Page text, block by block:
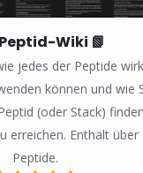
Wiki 📗
jedes der Peptide
können und wie
(oder Stack)
erreichen. Enthält über
Peptide.